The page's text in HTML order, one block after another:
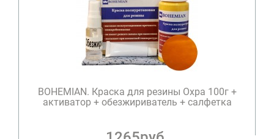
BOHEMIAN. Краска для резины Охра 100г +
активатор + обезжириватель + салфетка